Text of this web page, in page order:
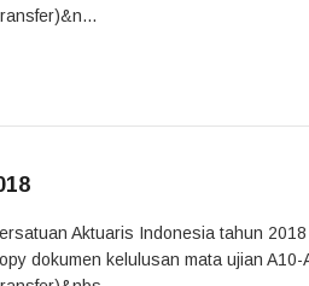
Aktuaris Indonesia tahun
dokumen kelulusan mata ujian